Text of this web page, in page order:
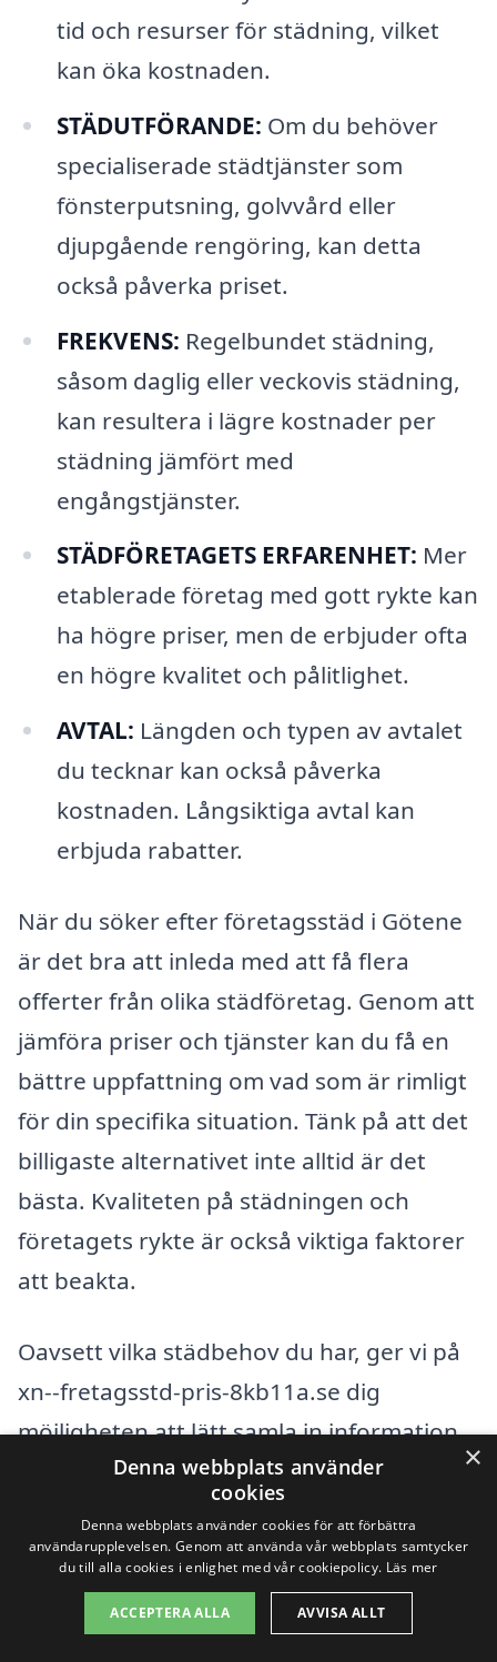
tid och resurser för städning, vilket
kan öka kostnaden.
STÄDUTFÖRANDE: Om du behöver
specialiserade städtjänster som
fönsterputsning, golvvård eller
djupgående rengöring, kan detta
också påverka priset.
FREKVENS: Regelbundet städning,
såsom daglig eller veckovis städning,
kan resultera i lägre kostnader per
städning jämfört med
engångstjänster.
STÄDFÖRETAGETS ERFARENHET: Mer
etablerade företag med gott rykte kan
ha högre priser, men de erbjuder ofta
en högre kvalitet och pålitlighet.
AVTAL: Längden och typen av avtalet
du tecknar kan också påverka
kostnaden. Långsiktiga avtal kan
erbjuda rabatter.
När du söker efter företagsstäd i Götene
är det bra att inleda med att få flera
offerter från olika städföretag. Genom att
jämföra priser och tjänster kan du få en
bättre uppfattning om vad som är rimligt
för din specifika situation. Tänk på att det
billigaste alternativet inte alltid är det
bästa. Kvaliteten på städningen och
företagets rykte är också viktiga faktorer
att beakta.
Oavsett vilka städbehov du har, ger vi på
xn--fretagsstd-pris-8kb11a.se dig
möjligheten att lätt samla in information
och jämföra olika städtjänster i ditt
område. Vi gör det enkelt för dig att hitta
ett företag som erbjuder professionell
och pålitlig företagsstäd i Götene, så att
du kan fokusera på att driva din
×
Denna webbplats använder
cookies
Denna webbplats använder cookies för att förbättra
användarupplevelsen. Genom att använda vår webbplats samtycker
du till alla cookies i enlighet med vår cookiepolicy. Läs mer
ACCEPTERA ALLA AVVISA ALLT